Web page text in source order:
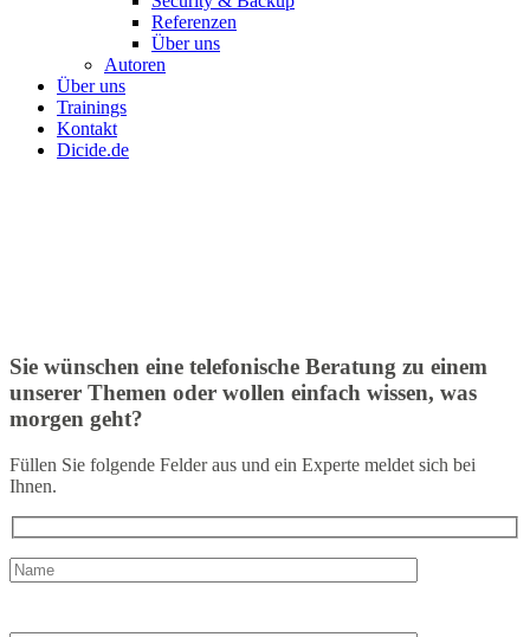
Referenzen
Über uns
Autoren
Über uns
Trainings
Kontakt
Dicide.de
Sie wünschen eine telefonische Beratung zu einem
unserer Themen oder wollen einfach wissen, was
morgen geht?
Füllen Sie folgende Felder aus und ein Experte meldet sich bei
Ihnen.